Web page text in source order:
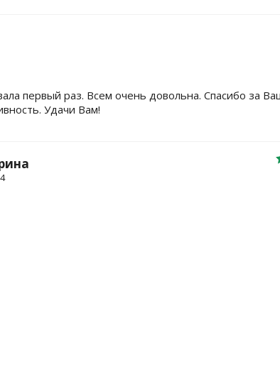
первый раз. Всем очень довольна. Спасибо за
Удачи Вам!